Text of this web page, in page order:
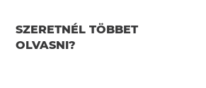
SZERETNÉL TÖBBET
OLVASNI?